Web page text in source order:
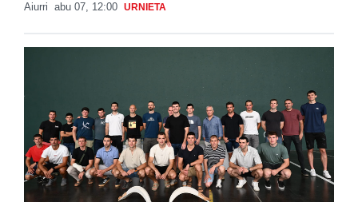
Aiurri abu 07, 12:00 URNIETA